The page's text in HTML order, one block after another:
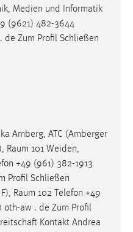
Medien und Informatik
(9621) 482-3644
Zum Profil Schließen
Amberg, ATC (Amberger
Raum 101 Weiden,
+49 (961) 382-1913
Profil Schließen
Raum 102 Telefon +49
oth-aw . de Zum Profil
Kontakt Andrea